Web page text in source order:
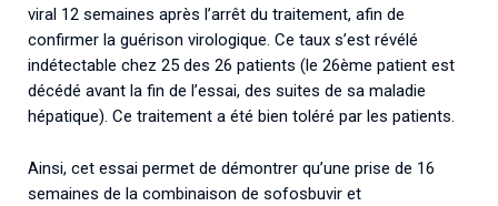
viral 12 semaines après l’arrêt du traitement, afin de
confirmer la guérison virologique. Ce taux s’est révélé
indétectable chez 25 des 26 patients (le 26ème patient est
décédé avant la fin de l’essai, des suites de sa maladie
hépatique). Ce traitement a été bien toléré par les patients.
Ainsi, cet essai permet de démontrer qu’une prise de 16
semaines de la combinaison de sofosbuvir et